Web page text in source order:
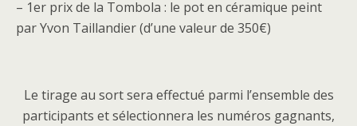
– 1er prix de la Tombola : le pot en céramique peint
par Yvon Taillandier (d’une valeur de 350€)
Le tirage au sort sera effectué parmi l’ensemble des
participants et sélectionnera les numéros gagnants,